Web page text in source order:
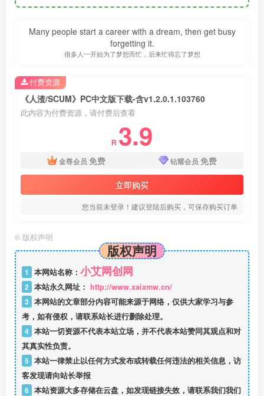
Many people start a career with a dream, then get busy
forgetting it.
很多人一开始为了梦想而忙，后来忙得忘了梦想
《人渣/SCUM》PC中文版下载-含v1.2.0.1.103760
此内容为付费资源，请付费后查看
R 3.9
金尊会员 免费 钻耀会员 免费
立即购买
您当前未登录！建议登陆后购买，可保存购买订单
付费资源
© 版权声明
版权声明
1 本网站名称： 小艾网创网
2 本站永久网址： http://www.xaixmw.cn/
3 本网站的文章部分内容可能来源于网络，仅供大家学习与参
考，如有侵权，请联系站长进行删除处理。
4 本站一切资源不代表本站立场，并不代表本站赞同其观点和对
其真实性负责。
5 本站一律禁止以任何方式发布或转载任何违法的相关信息，访
客发现请向站长举报
6 本站资源大多存储在云盘，如发现链接失效，请联系我们我们